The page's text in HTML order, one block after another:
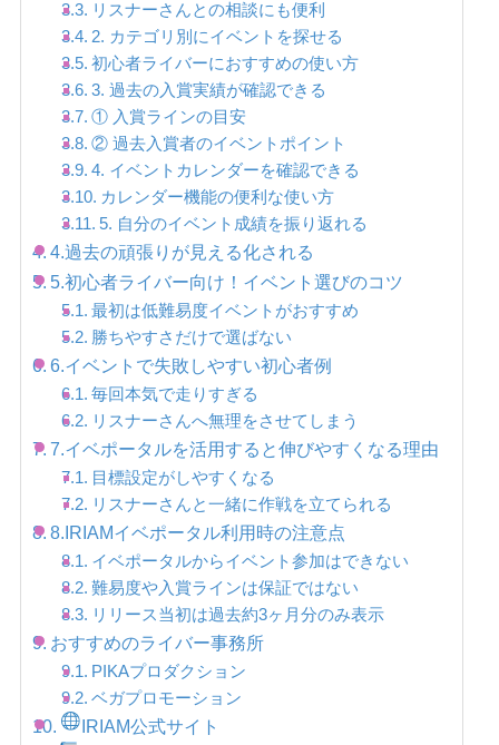
リスナーさんとの相談にも便利
2. カテゴリ別にイベントを探せる
初心者ライバーにおすすめの使い方
3. 過去の入賞実績が確認できる
① 入賞ラインの目安
② 過去入賞者のイベントポイント
4. イベントカレンダーを確認できる
カレンダー機能の便利な使い方
5. 自分のイベント成績を振り返れる
4.過去の頑張りが見える化される
5.初心者ライバー向け！イベント選びのコツ
最初は低難易度イベントがおすすめ
勝ちやすさだけで選ばない
6.イベントで失敗しやすい初心者例
毎回本気で走りすぎる
リスナーさんへ無理をさせてしまう
7.イベポータルを活用すると伸びやすくなる理由
目標設定がしやすくなる
リスナーさんと一緒に作戦を立てられる
8.IRIAMイベポータル利用時の注意点
イベポータルからイベント参加はできない
難易度や入賞ラインは保証ではない
リリース当初は過去約3ヶ月分のみ表示
おすすめのライバー事務所
PIKAプロダクション
ベガプロモーション
IRIAM公式サイト